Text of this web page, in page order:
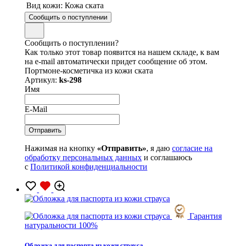
Вид кожи: Кожа ската
Сообщить о поступлении
Сообщить о поступлении?
Как только этот товар появится на нашем складе, к вам
на e-mail автоматически придет сообщение об этом.
Портмоне-косметичка из кожи ската
Артикул: ks-298
Имя
E-Mail
Нажимая на кнопку «Отправить», я даю согласие на
обработку персональных данных и соглашаюсь
с Политикой конфиденциальности
Гарантия
натуральности 100%